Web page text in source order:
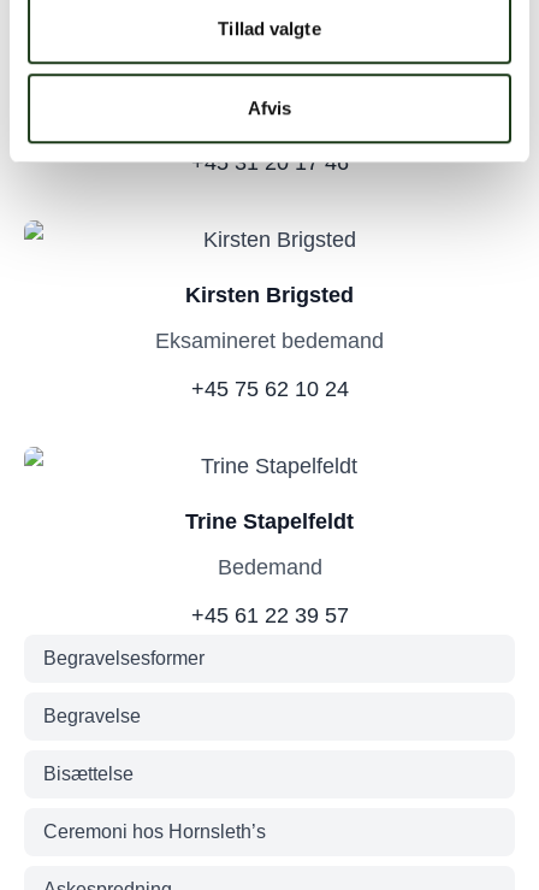
Tillad valgte
Afvis
Simon Winge Stride
Eksamineret bedemand
+45 31 20 17 46
Kirsten Brigsted
Eksamineret bedemand
+45 75 62 10 24
Trine Stapelfeldt
Bedemand
+45 61 22 39 57
Begravelsesformer
Begravelse
Bisættelse
Ceremoni hos Hornsleth’s